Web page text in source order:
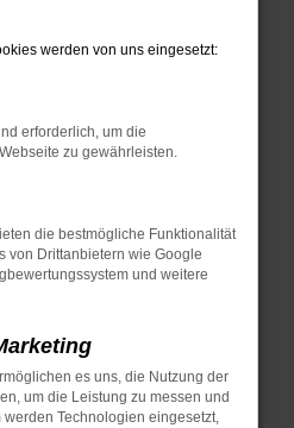
zum Beispiel
wie Werbeblocker,
bestimmter Seiten
die Seite in einem
oder in einem privaten
neu.
helfen,
dein Browser und dein
dem neuesten Stand
werden von uns eingesetzt:
erforderlich, um die
zu gewährleisten.
die bestmögliche Funktionalität
von Drittanbietern wie Google
und weitere
es uns, die Nutzung der
um die Leistung zu messen und
Technologien eingesetzt,